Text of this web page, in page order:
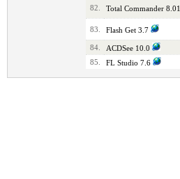
82. Total Commander 8.01
83. Flash Get 3.7
84. ACDSee 10.0
85.
FL Studio 7.6